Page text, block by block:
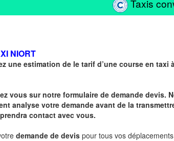
Taxis
NIORT
une estimation de le tarif d’une course en taxi
vous sur notre formulaire de demande devis.
analyse votre demande avant de la
contact avec vous.
demande de devis pour tous vos déplacements